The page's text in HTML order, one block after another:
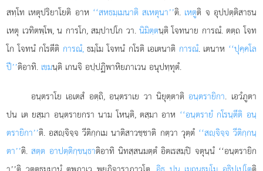
สทฺโท เหตุปริยาโยติ อาห ‘‘สหธมฺเมนาติ สเหตุนา’’ติ. เหตูติ จ อุปปตฺติสาธน
เหตุ เวทิตพฺโพ, น การโก, สมฺปาปโก วา. นิมิตฺตนฺติ โจทนาย การณํ. ตตฺถ โจท
โก โจทนํ กโรตีติ การณํ,ธมฺโม โจทนํ กโรติ เอเตนาติ การณํ. เตนาห ‘‘ปุคฺคโล
ปี’’ติอาทิ. เขมนฺติ เกนจิ อปฺปฏิพาหิยภาเวน อนุปทฺทุตํ.
อนฺตราโย เอเตสํ อตฺถิ, อนฺตราเย วา นิยุตฺตาติอนฺตรายิกา. เอวํภูตา
ปน เต ยสฺมา อนฺตรายกรา นาม โหนฺติ, ตสฺมา อาห ‘‘อนฺตรายํ กโรนฺตีติ อนฺ
ตรายิกา’’ติ. อสฺจิจฺจ วีติกฺกเม นาติสาวชฺชาติ กตฺวา วุตฺตํ ‘‘สฺจิจฺจ วีติกฺกนฺ
ตา’’ติ.สตฺต อาปตฺติกฺขนฺธาติอาทิ นิทสฺสนมตฺตํ อิตเรสมฺปิ จตุนฺนํ ‘‘อนฺตรายิก